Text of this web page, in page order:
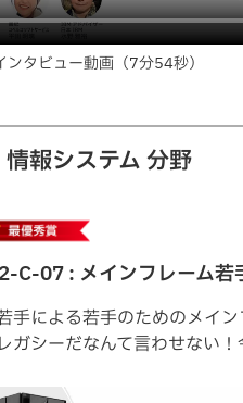
ンタビュー動画（7分54秒）
情報システム 分野
C-07 : メインフレーム若
手による若手のためのメイン
ガシーだなんて言わせない